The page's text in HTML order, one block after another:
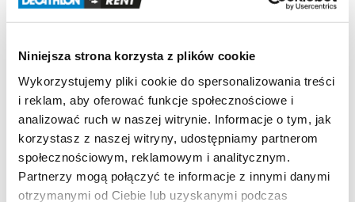
Niniejsza strona korzysta z plików cookie
Wykorzystujemy pliki cookie do spersonalizowania treści
i reklam, aby oferować funkcje społecznościowe i
analizować ruch w naszej witrynie. Informacje o tym, jak
korzystasz z naszej witryny, udostępniamy partnerom
społecznościowym, reklamowym i analitycznym.
Partnerzy mogą połączyć te informacje z innymi danymi
otrzymanymi od Ciebie lub uzyskanymi podczas
vydezinfikovány.
Strona produktu w sklepie
Zasady wypożyczenia
REGULAMIN
Regulamin wypożyczalni